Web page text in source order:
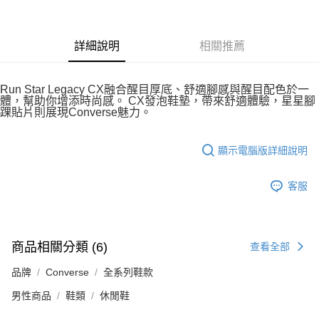
詳細說明 相關推薦
Run Star Legacy CX融合醒目厚底、舒適腳感與醒目配色於一
體，幫助你增添時尚感。 CX發泡鞋墊，帶來舒適體驗，星星腳
踝貼片則展現Converse魅力。
顯示電腦版詳細說明
客服
商品相關分類 (6) 查看全部
品牌 Converse 全系列鞋款
男性商品 鞋類 休閒鞋